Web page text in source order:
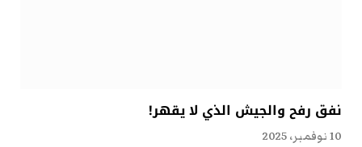
نفق رفح والجيش الذي لا يقهر!
10 نوفمبر، 2025